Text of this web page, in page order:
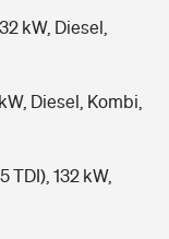
kW, Diesel,
Diesel, Kombi,
TDI), 132 kW,